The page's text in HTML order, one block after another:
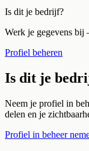
Is dit je bedrijf?
Werk je gegevens
Profiel beheren
Is dit je
Neem je profiel in
delen en je
Profiel in beheer